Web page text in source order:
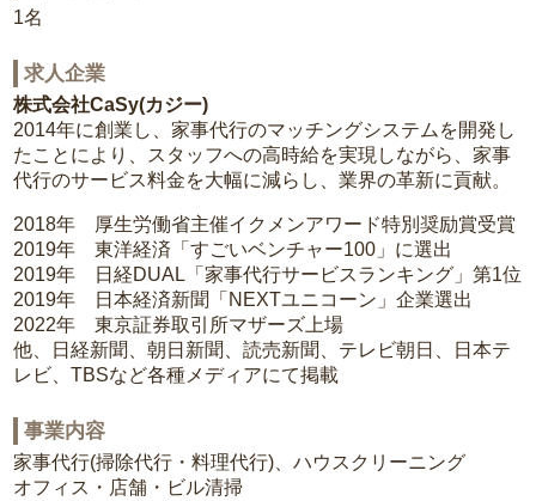
1名
求人企業
株式会社CaSy(カジー)
2014年に創業し、家事代行のマッチングシステムを開発し
たことにより、スタッフへの高時給を実現しながら、家事
代行のサービス料金を大幅に減らし、業界の革新に貢献。
2018年 厚生労働省主催イクメンアワード特別奨励賞受賞
2019年 東洋経済「すごいベンチャー100」に選出
2019年 日経DUAL「家事代行サービスランキング」第1位
2019年 日本経済新聞「NEXTユニコーン」企業選出
2022年 東京証券取引所マザーズ上場
他、日経新聞、朝日新聞、読売新聞、テレビ朝日、日本テ
レビ、TBSなど各種メディアにて掲載
事業内容
家事代行(掃除代行・料理代行)、ハウスクリーニング
オフィス・店舗・ビル清掃